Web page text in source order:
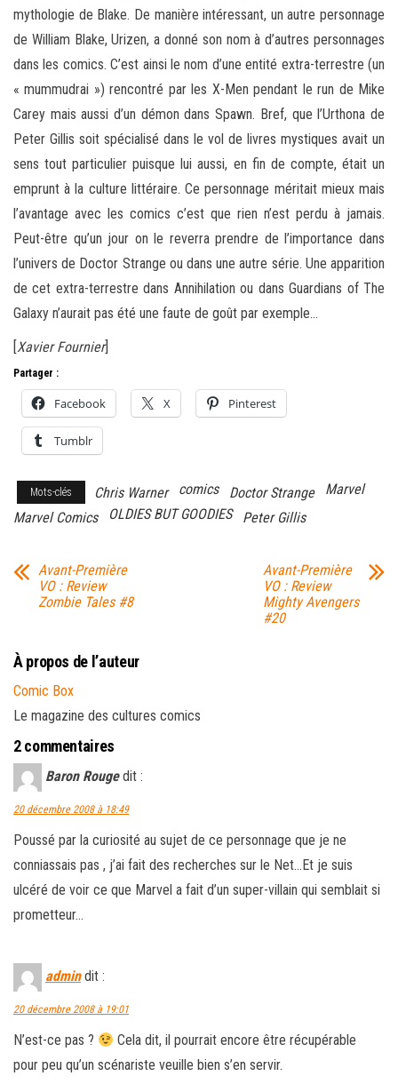
mythologie de Blake. De manière intéressant, un autre personnage
de William Blake, Urizen, a donné son nom à d’autres personnages
dans les comics. C’est ainsi le nom d’une entité extra-terrestre (un
« mummudrai ») rencontré par les X-Men pendant le run de Mike
Carey mais aussi d’un démon dans Spawn. Bref, que l’Urthona de
Peter Gillis soit spécialisé dans le vol de livres mystiques avait un
sens tout particulier puisque lui aussi, en fin de compte, était un
emprunt à la culture littéraire. Ce personnage méritait mieux mais
l’avantage avec les comics c’est que rien n’est perdu à jamais.
Peut-être qu’un jour on le reverra prendre de l’importance dans
l’univers de Doctor Strange ou dans une autre série. Une apparition
de cet extra-terrestre dans Annihilation ou dans Guardians of The
Galaxy n’aurait pas été une faute de goût par exemple…
Xavier Fournier]
Partager :
Facebook X Pinterest
Tumblr
Mots-clés Chris Warner comics Doctor Strange
Marvel
Marvel Comics
OLDIES BUT GOODIES Peter Gillis
Avant-Première
VO : Review
Zombie Tales #8
Avant-Première
VO : Review
Mighty Avengers
#20
À propos de l’auteur
Comic Box
Le magazine des cultures comics
2 commentaires
Baron Rouge dit :
20 décembre 2008 à 18:49
Poussé par la curiosité au sujet de ce personnage que je ne
conniassais pas , j’ai fait des recherches sur le Net…Et je suis
ulcéré de voir ce que Marvel a fait d’un super-villain qui semblait si
prometteur…
admin dit :
20 décembre 2008 à 19:01
N’est-ce pas ?
Cela dit, il pourrait encore être récupérable
pour peu qu’un scénariste veuille bien s’en servir.